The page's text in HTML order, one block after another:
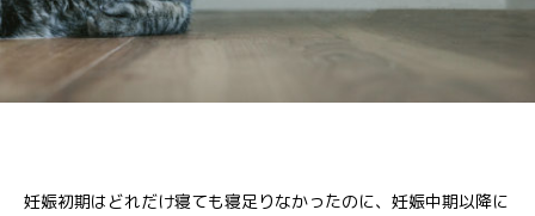
妊娠初期はどれだけ寝ても寝足りなかったのに、妊娠中期以降に